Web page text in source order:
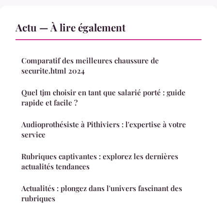
Actu — À lire également
Comparatif des meilleures chaussure de
securite.html 2024
Quel tjm choisir en tant que salarié porté : guide
rapide et facile ?
Audioprothésiste à Pithiviers : l'expertise à votre
service
Rubriques captivantes : explorez les dernières
actualités tendances
Actualités : plongez dans l'univers fascinant des
rubriques